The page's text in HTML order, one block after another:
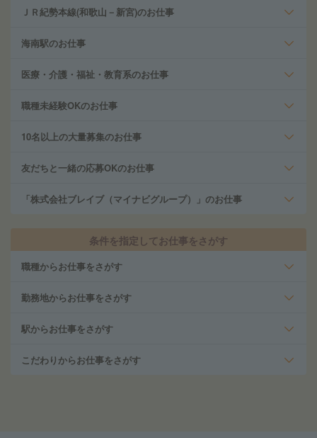
ＪＲ紀勢本線(和歌山－新宮)のお仕事
海南駅のお仕事
医療・介護・福祉・教育系のお仕事
職種未経験OKのお仕事
10名以上の大量募集のお仕事
友だちと一緒の応募OKのお仕事
「株式会社ブレイブ（マイナビグループ）」のお仕事
条件を指定してお仕事をさがす
職種からお仕事をさがす
勤務地からお仕事をさがす
駅からお仕事をさがす
こだわりからお仕事をさがす